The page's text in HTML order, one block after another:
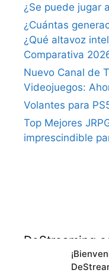
¿Se puede jugar
¿Cuántas
¿Qué altavoz
Comparativa
Nuevo Canal de
Videojuegos:
Volantes para
Top Mejores
imprescindible